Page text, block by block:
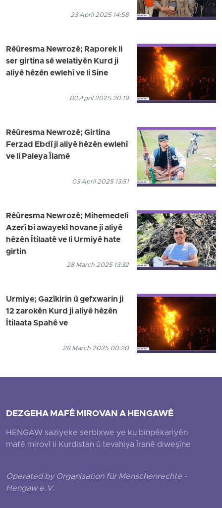
23 April 2025 14:58
Rêûresma Newrozê; Raporek li
ser girtina sê welatiyên Kurd ji
aliyê hêzên ewlehî ve li Sine
03 April 2025 20:19
Rêûresma Newrozê; Girtina
Ferzad Ebdî ji aliyê hêzên ewlehî
ve li Paleya Îlamê
03 April 2025 13:51
Rêûresma Newrozê; Mihemedelî
Azerî bi awayekî hovane ji aliyê
hêzên Îtilaatê ve li Urmiyê hate
girtin
28 March 2025 13:32
Urmiye; Gazîkirin û gefxwarin ji
12 zarokên Kurd ji aliyê hêzên
Îtilaata Spahê ve
28 March 2025 00:20
DEZGEHA MAFÊ MIROVAN A HENGAWÊ
HENGAW saziyeke serbixwe ye ku binpêkariyên
mafê mirovî li Kurdistan û tevahiya Îranê diweşîne
Operated by Organisation für Menschenrechte -
Hengaw e.V.